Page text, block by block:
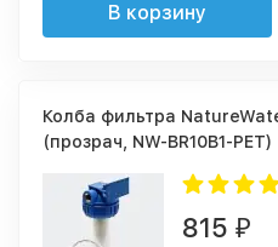
В корзину
Колба фильтра
(прозрач, NW-BR10B1-PET)
815 ₽